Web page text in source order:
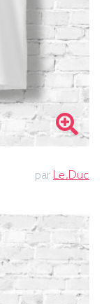
par Le.duc